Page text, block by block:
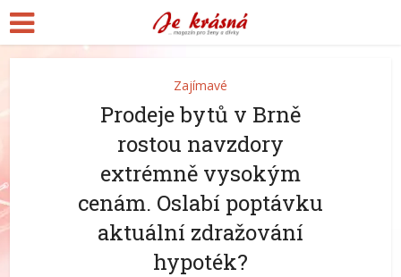
Zajímavé
Prodeje bytů v Brně
rostou navzdory
extrémně vysokým
cenám. Oslabí poptávku
aktuální zdražování
hypoték?